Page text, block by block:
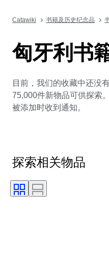
Catawiki 书籍及历史纪念品
匈牙利书
目前，我们的收藏中还没
75,000件新物品可供探索
被添加时收到通知。
探索相关物品